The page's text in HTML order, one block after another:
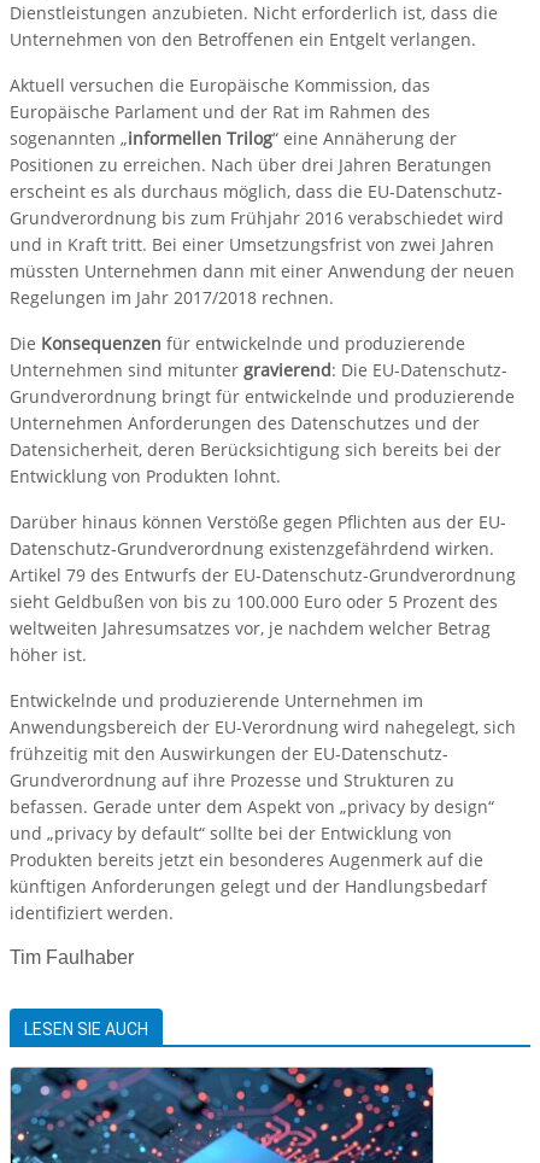
Dienstleistungen anzubieten. Nicht erforderlich ist, dass die
Unternehmen von den Betroffenen ein Entgelt verlangen.
Aktuell versuchen die Europäische Kommission, das
Europäische Parlament und der Rat im Rahmen des
sogenannten „informellen Trilog“ eine Annäherung der
Positionen zu erreichen. Nach über drei Jahren Beratungen
erscheint es als durchaus möglich, dass die EU-Datenschutz-
Grundverordnung bis zum Frühjahr 2016 verabschiedet wird
und in Kraft tritt. Bei einer Umsetzungsfrist von zwei Jahren
müssten Unternehmen dann mit einer Anwendung der neuen
Regelungen im Jahr 2017/2018 rechnen.
Die Konsequenzen für entwickelnde und produzierende
Unternehmen sind mitunter gravierend: Die EU-Datenschutz-
Grundverordnung bringt für entwickelnde und produzierende
Unternehmen Anforderungen des Datenschutzes und der
Datensicherheit, deren Berücksichtigung sich bereits bei der
Entwicklung von Produkten lohnt.
Darüber hinaus können Verstöße gegen Pflichten aus der EU-
Datenschutz‐Grundverordnung existenzgefährdend wirken.
Artikel 79 des Entwurfs der EU-Datenschutz-Grundverordnung
sieht Geldbußen von bis zu 100.000 Euro oder 5 Prozent des
weltweiten Jahresumsatzes vor, je nachdem welcher Betrag
höher ist.
Entwickelnde und produzierende Unternehmen im
Anwendungsbereich der EU-­Verordnung wird nahegelegt, sich
frühzeitig mit den Auswirkungen der EU-Datenschutz-
Grundverordnung auf ihre Prozesse und Strukturen zu
befassen. Gerade unter dem Aspekt von „privacy by design“
und „privacy by default“ sollte bei der Entwicklung von
Produkten bereits jetzt ein besonderes Augenmerk auf die
künftigen Anforderungen gelegt und der Handlungsbedarf
identifiziert werden.
Tim Faulhaber
LESEN SIE AUCH